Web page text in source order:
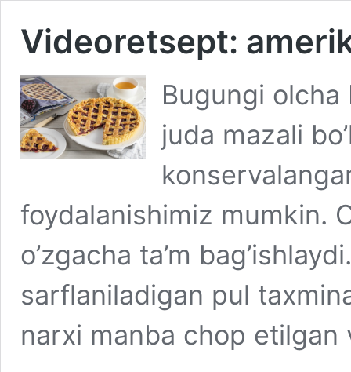
Videoretsept:
Bugungi
juda mazali
foydalanishimiz mumkin.
o’zgacha ta’m
sarflaniladigan pul
narxi manba chop